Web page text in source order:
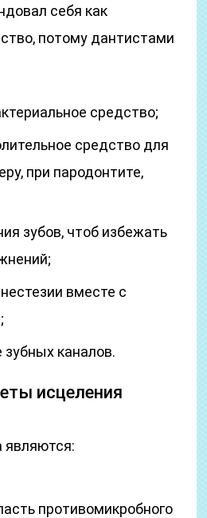
себя как
потому дантистами
средство;
средство для
при пародонтите,
зубов, чтоб избежать
вместе с
зубных каналов.
исцеления
являются:
противомикробного